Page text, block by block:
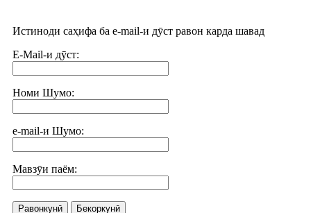
Истиноди саҳифа ба e-mail-и дӯст равон карда шавад
E-Mail-и дӯст:
Номи Шумо:
e-mail-и Шумо:
Мавзӯи паём:
Равонкунӣ Бекоркунӣ